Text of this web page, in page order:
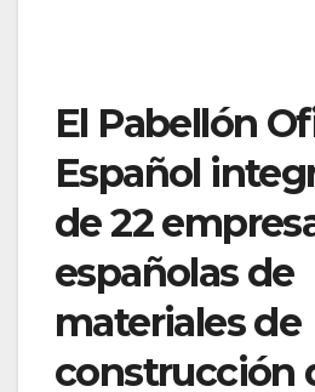
El Pabellón
Español
de 22
españolas de
materiales de
construcción